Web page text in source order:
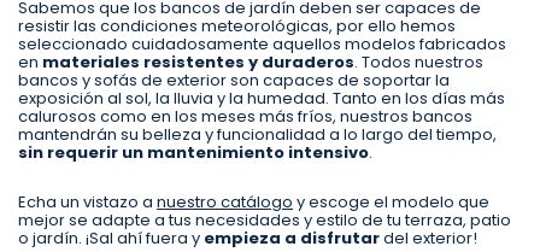
Sabemos que los bancos de jardín deben ser capaces de
resistir las condiciones meteorológicas, por ello hemos
seleccionado cuidadosamente aquellos modelos fabricados
en materiales resistentes y duraderos. Todos nuestros
bancos y sofás de exterior son capaces de soportar la
exposición al sol, la lluvia y la humedad. Tanto en los días más
calurosos como en los meses más fríos, nuestros bancos
mantendrán su belleza y funcionalidad a lo largo del tiempo,
sin requerir un mantenimiento intensivo.
Echa un vistazo a nuestro catálogo y escoge el modelo que
mejor se adapte a tus necesidades y estilo de tu terraza, patio
o jardín. ¡Sal ahí fuera y empieza a disfrutardel exterior!